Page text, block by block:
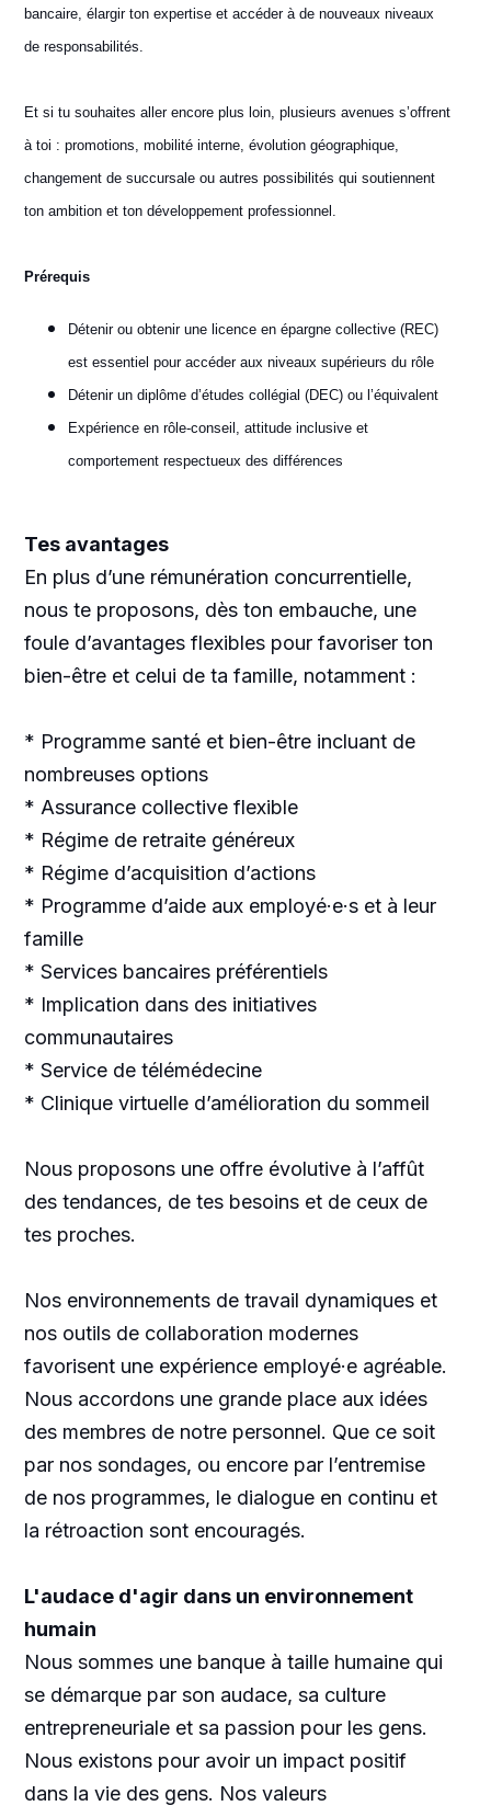
bancaire, élargir ton expertise et accéder à de nouveaux niveaux
de responsabilités.
Et si tu souhaites aller encore plus loin, plusieurs avenues s’offrent
à toi : promotions, mobilité interne, évolution géographique,
changement de succursale ou autres possibilités qui soutiennent
ton ambition et ton développement professionnel.
Prérequis
Détenir ou obtenir une licence en épargne collective (REC)
est essentiel pour accéder aux niveaux supérieurs du rôle
Détenir un diplôme d’études collégial (DEC) ou l’équivalent
Expérience en rôle-conseil, attitude inclusive et
comportement respectueux des différences
Tes avantages
En plus d’une rémunération concurrentielle,
nous te proposons, dès ton embauche, une
foule d’avantages flexibles pour favoriser ton
bien-être et celui de ta famille, notamment :
* Programme santé et bien-être incluant de
nombreuses options
* Assurance collective flexible
* Régime de retraite généreux
* Régime d’acquisition d’actions
* Programme d’aide aux employé·e·s et à leur
famille
* Services bancaires préférentiels
* Implication dans des initiatives
communautaires
* Service de télémédecine
* Clinique virtuelle d’amélioration du sommeil
Nous proposons une offre évolutive à l’affût
des tendances, de tes besoins et de ceux de
tes proches.
Nos environnements de travail dynamiques et
nos outils de collaboration modernes
favorisent une expérience employé·e agréable.
Nous accordons une grande place aux idées
des membres de notre personnel. Que ce soit
par nos sondages, ou encore par l’entremise
de nos programmes, le dialogue en continu et
la rétroaction sont encouragés.
L'audace d'agir dans un environnement
humain
Nous sommes une banque à taille humaine qui
se démarque par son audace, sa culture
entrepreneuriale et sa passion pour les gens.
Nous existons pour avoir un impact positif
dans la vie des gens. Nos valeurs